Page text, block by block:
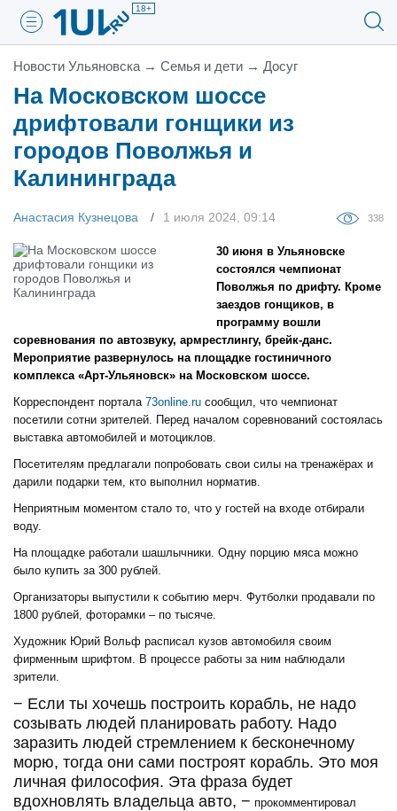
18+
Новости Ульяновска → Семья и дети → Досуг
На Московском шоссе
дрифтовали гонщики из
городов Поволжья и
Калининграда
Анастасия Кузнецова 1 июля 2024, 09:14 338
30 июня в Ульяновске
состоялся чемпионат
Поволжья по дрифту. Кроме
заездов гонщиков, в
программу вошли
соревнования по автозвуку, армрестлингу, брейк-данс.
Мероприятие развернулось на площадке гостиничного
комплекса «Арт-Ульяновск» на Московском шоссе.
Корреспондент портала 73online.ru сообщил, что чемпионат
посетили сотни зрителей. Перед началом соревнований состоялась
выставка автомобилей и мотоциклов.
Посетителям предлагали попробовать свои силы на тренажёрах и
дарили подарки тем, кто выполнил норматив.
Неприятным моментом стало то, что у гостей на входе отбирали
воду.
На площадке работали шашлычники. Одну порцию мяса можно
было купить за 300 рублей.
Организаторы выпустили к событию мерч. Футболки продавали по
1800 рублей, фоторамки – по тысяче.
Художник Юрий Вольф расписал кузов автомобиля своим
фирменным шрифтом. В процессе работы за ним наблюдали
зрители.
− Если ты хочешь построить корабль, не надо
созывать людей планировать работу. Надо
заразить людей стремлением к бесконечному
морю, тогда они сами построят корабль. Это моя
личная философия. Эта фраза будет
вдохновлять владельца авто, − прокомментировал